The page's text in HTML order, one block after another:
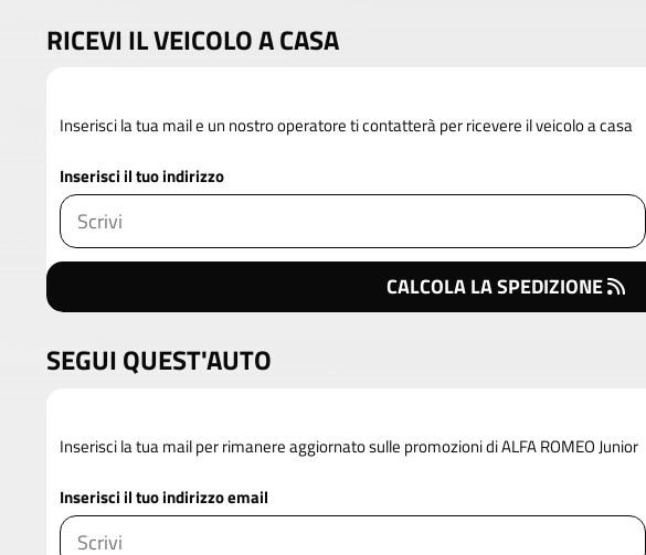
RICEVI IL VEICOLO A CASA
Inserisci la tua mail e un nostro operatore ti contatterà per ricevere il veicolo a casa
Inserisci il tuo indirizzo
CALCOLA LA SPEDIZIONE
SEGUI QUEST'AUTO
Inserisci la tua mail per rimanere aggiornato sulle promozioni di ALFA ROMEO Junior
Inserisci il tuo indirizzo email